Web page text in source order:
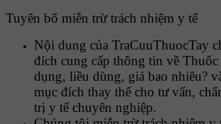
Tuyên bố miễn trừ trách nhiệm y tế
Nội dung của TraCuuThuocTay
đích cung cấp thông tin về
dụng, liều dùng, giá bao nhiêu?
mục đích thay thế cho tư vấn,
trị y tế chuyên nghiệp.